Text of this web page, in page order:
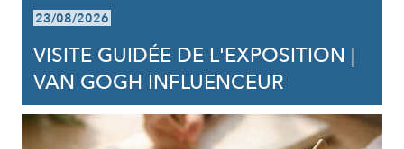
23/08/2026
VISITE GUIDÉE DE L'EXPOSITION |
VAN GOGH INFLUENCEUR